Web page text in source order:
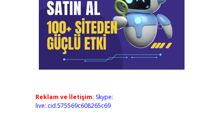
Reklam ve İletişim: Skype:
live:.cid.575569c608265c69